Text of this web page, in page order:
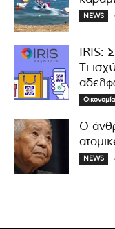
NEWS
IRIS:
Τι
Οικονομία
Ο
NEWS